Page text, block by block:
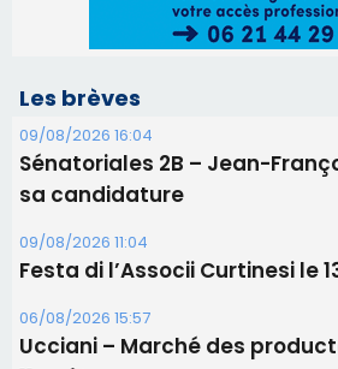
Les brèves
09/08/2026 16:04
Sénatoriales 2B – Jean-
sa candidature
09/08/2026 11:04
Festa di l’Associi Curtinesi le
06/08/2026 15:57
Ucciani – Marché des